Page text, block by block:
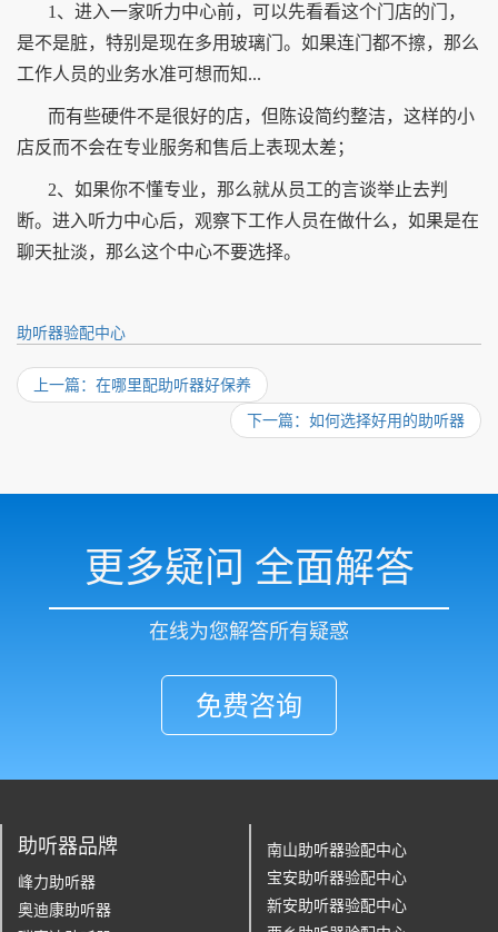
1、进入一家听力中心前，可以先看看这个门店的门，
是不是脏，特别是现在多用玻璃门。如果连门都不擦，那么
工作人员的业务水准可想而知...
而有些硬件不是很好的店，但陈设简约整洁，这样的小
店反而不会在专业服务和售后上表现太差；
2、如果你不懂专业，那么就从员工的言谈举止去判
断。进入听力中心后，观察下工作人员在做什么，如果是在
聊天扯淡，那么这个中心不要选择。
助听器验配中心
上一篇：在哪里配助听器好保养
下一篇：如何选择好用的助听器
更多疑问 全面解答
在线为您解答所有疑惑
免费咨询
助听器品牌
峰力助听器
奥迪康助听器
南山助听器验配中心
宝安助听器验配中心
新安助听器验配中心